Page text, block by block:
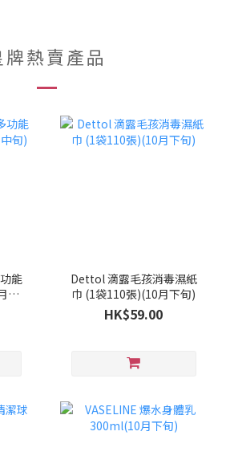
牌熱賣產品
能
中
Dettol 滴露毛孩消毒濕紙
巾 (1袋110張)(10月下旬)
HK$59.00